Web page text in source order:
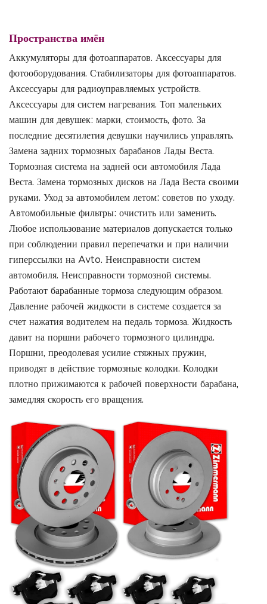
Пространства имён
Аккумуляторы для фотоаппаратов. Аксессуары для
фотооборудования. Стабилизаторы для фотоаппаратов.
Аксессуары для радиоуправляемых устройств.
Аксессуары для систем нагревания. Топ маленьких
машин для девушек: марки, стоимость, фото. За
последние десятилетия девушки научились управлять.
Замена задних тормозных барабанов Лады Веста.
Тормозная система на задней оси автомобиля Лада
Веста. Замена тормозных дисков на Лада Веста своими
руками. Уход за автомобилем летом: советов по уходу.
Автомобильные фильтры: очистить или заменить.
Любое использование материалов допускается только
при соблюдении правил перепечатки и при наличии
гиперссылки на Avto. Неисправности систем
автомобиля. Неисправности тормозной системы.
Работают барабанные тормоза следующим образом.
Давление рабочей жидкости в системе создается за
счет нажатия водителем на педаль тормоза. Жидкость
давит на поршни рабочего тормозного цилиндра.
Поршни, преодолевая усилие стяжных пружин,
приводят в действие тормозные колодки. Колодки
плотно прижимаются к рабочей поверхности барабана,
замедляя скорость его вращения.